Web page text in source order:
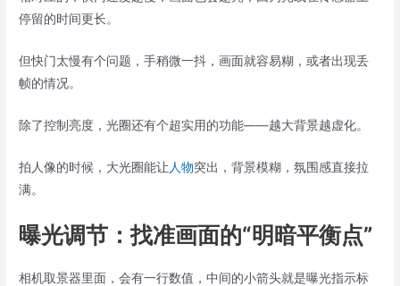
停留的时间更长。
但快门太慢有个问题，手稍微一抖，画面就容易糊，或者出现丢
帧的情况。
除了控制亮度，光圈还有个超实用的功能——越大背景越虚化。
拍人像的时候，大光圈能让 人物突出，背景模糊，氛围感直接拉
满。
曝光调节：找准画面的“明暗平衡点”
相机取景器里面，会有一行数值，中间的小箭头就是曝光指示标